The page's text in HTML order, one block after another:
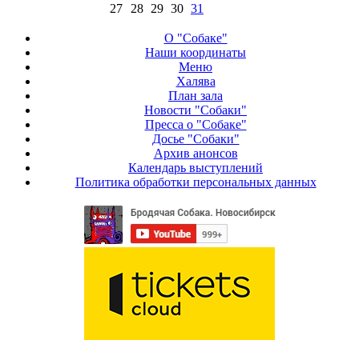
27
28 29 30 31
О "Собаке"
Наши координаты
Меню
Халява
План зала
Новости "Собаки"
Пресса о "Собаке"
Досье "Собаки"
Архив анонсов
Календарь выступлений
Политика обработки персональных данных